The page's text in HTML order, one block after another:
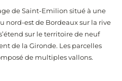
de Saint-Emilion situé à une
nord-est de Bordeaux sur la rive
sur le territoire de neuf
de la Gironde. Les parcelles
de multiples vallons.